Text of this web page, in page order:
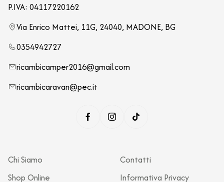
P.IVA: 04117220162
Via Enrico Mattei, 11G, 24040, MADONE, BG
0354942727
ricambicamper2016@gmail.com
ricambicaravan@pec.it
Chi Siamo
Shop Online
Contatti
Informativa Privacy